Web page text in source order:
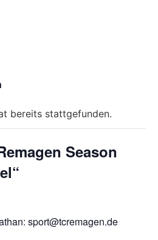
bereits stattgefunden.
Season
sport@tcremagen.de